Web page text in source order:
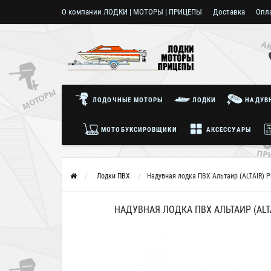
О компании ЛОДКИ | МОТОРЫ | ПРИЦЕПЫ Доставка
ЛОДОЧНЫЕ МОТОРЫ ЛОДКИ
МОТОБУКСИРОВЩИКИ АКСЕССУАРЫ
Лодки ПВХ Надувная лодка ПВХ Альтаир (ALTAIR)
НАДУВНАЯ ЛОДКА ПВХ АЛЬТАИР